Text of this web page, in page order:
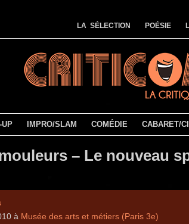
LA SÉLECTION POÉSIE
UP IMPRO/SLAM COMÉDIE CABARET/
– Le nouveau
à Musée des arts et métiers (Paris 3e)